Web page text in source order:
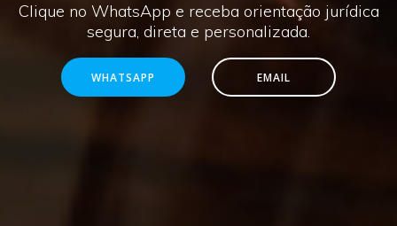
Clique no WhatsApp e receba orientação jurídica
segura, direta e personalizada.
WHATSAPP EMAIL